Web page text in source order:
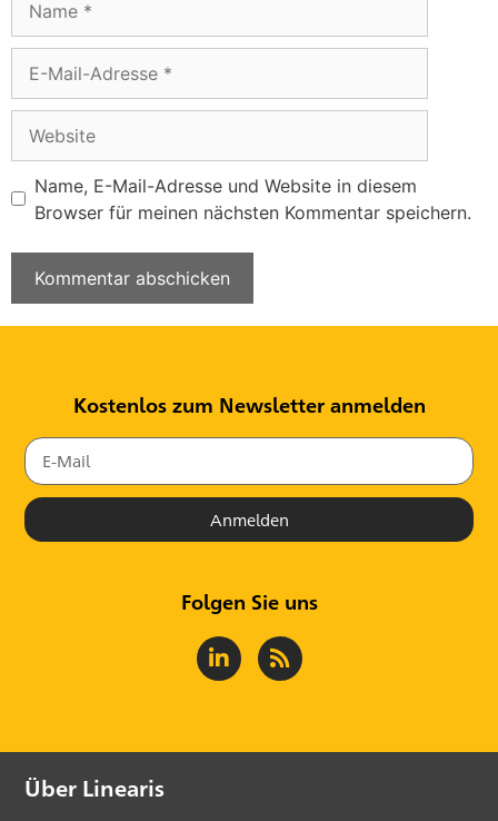
Name, E-Mail-Adresse und Website in diesem
Browser für meinen nächsten Kommentar speichern.
Kostenlos zum Newsletter anmelden
Anmelden
Folgen Sie uns
Über Linearis